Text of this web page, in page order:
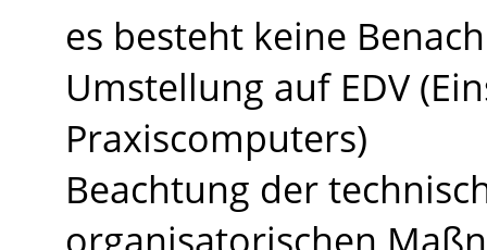
es besteht keine
Umstellung auf EDV
Praxiscomputers)
Beachtung der
organisatorischen